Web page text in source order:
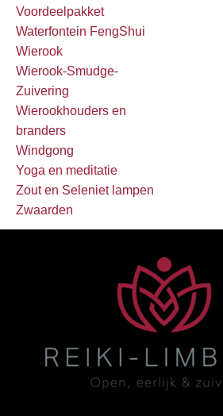
Voordeelpakket
Waterfontein FengShui
Wierook
Wierook-Smudge-
Zuivering
Wierookhouders en
branders
Windgong
Yoga en meditatie
Zout en Seleniet lampen
Zwaarden